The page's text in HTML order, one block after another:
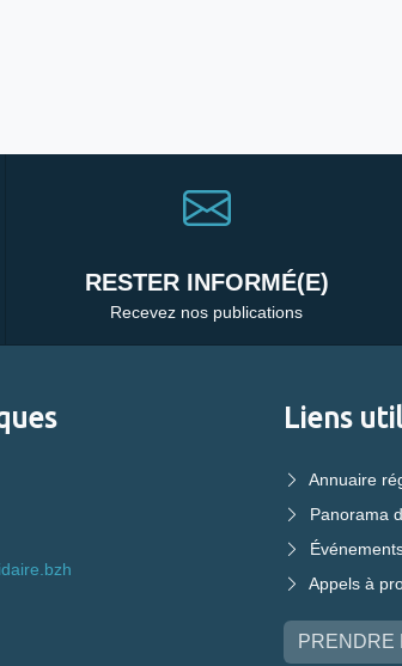
RESTER INFORMÉ(E)
Recevez nos publications
Liens
Annuaire
Panorama
Appels à
PRENDRE